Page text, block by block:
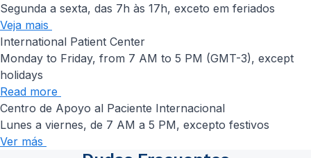
Segunda a sexta, das 7h às 17h, exceto em feriados
Veja mais
International Patient Center
Monday to Friday, from 7 AM to 5 PM (GMT-3), except
holidays
Read more
Centro de Apoyo al Paciente Internacional
Lunes a viernes, de 7 AM a 5 PM, excepto festivos
Ver más